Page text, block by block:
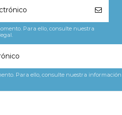
Para ello, consulte nuestra
Para ello, consulte nuestra información